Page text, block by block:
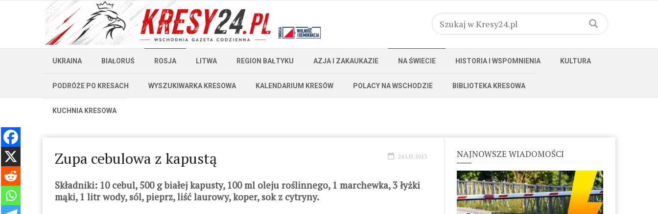
UKRAINA BIAŁORUŚ ROSJA LITWA REGION BAŁTYKU AZJA I ZAKAUKAZIE NA ŚWIECIE HISTORIA I WSPOMNIENIA KULTURA
PODRÓŻE PO KRESACH WYSZUKIWARKA KRESOWA KALENDARIUM KRESÓW POLACY NA WSCHODZIE BIBLIOTEKA KRESOWA
KUCHNIA KRESOWA
Zupa cebulowa z kapustą 24 LIS 2013
Składniki: 10 cebul, 500 g białej kapusty, 100 ml oleju roślinnego, 1 marchewka, 3 łyżki
mąki, 1 litr wody, sól, pieprz, liść laurowy, koper, sok z cytryny.
NAJNOWSZE WIADOMOŚCI